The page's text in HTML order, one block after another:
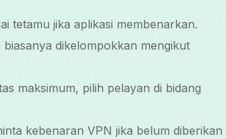
tetamu jika aplikasi membenarkan.
dikelompokkan mengikut
maksimum, pilih pelayan di bidang
kebenaran VPN jika belum diberikan